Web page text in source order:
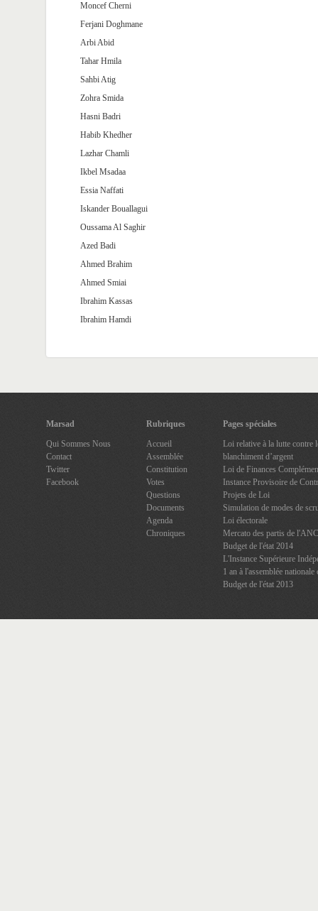
Moncef Cherni
Ferjani Doghmane
Arbi Abid
Tahar Hmila
Sahbi Atig
Zohra Smida
Hasni Badri
Habib Khedher
Lazhar Chamli
Ikbel Msadaa
Essia Naffati
Iskander Bouallagui
Oussama Al Saghir
Azed Badi
Ahmed Brahim
Ahmed Smiai
Ibrahim Kassas
Ibrahim Hamdi
Marsad
Qui Sommes Nous
Contact
Twitter
Facebook
Rubriques
Accueil
Assemblée
Constitution
Votes
Questions
Documents
Agenda
Chroniques
Pages spéciales
Loi relative à la lutte contre
blanchiment d’argent
Loi de Finances
Instance Provisoire de
Projets de Loi
Simulation de modes de
Loi électorale
Mercato des partis de l'ANC
Budget de l'état 2014
L'Instance Supérieure
1 an à l'assemblée nationale
Budget de l'état 2013